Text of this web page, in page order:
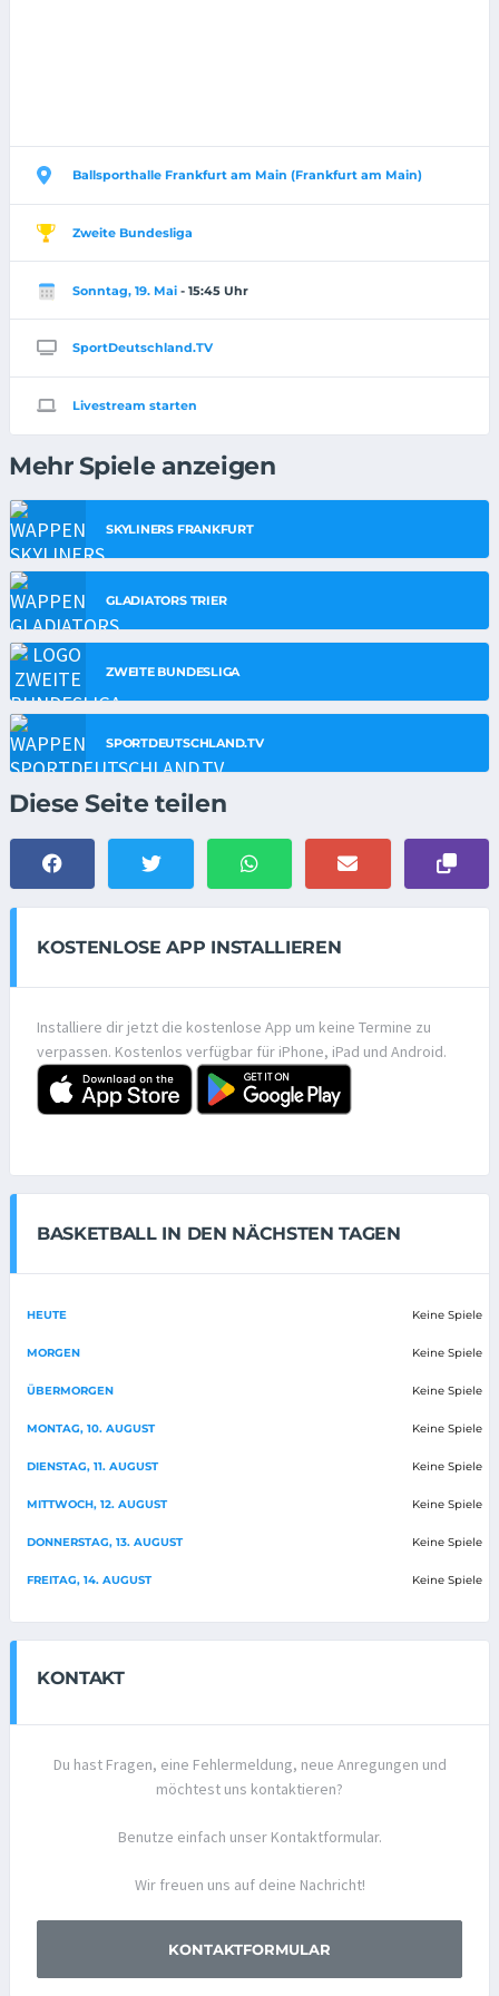
Ballsporthalle Frankfurt am Main (Frankfurt am Main)
Zweite Bundesliga
Sonntag, 19. Mai - 15:45 Uhr
SportDeutschland.TV
Livestream starten
Mehr Spiele anzeigen
SKYLINERS FRANKFURT
GLADIATORS TRIER
ZWEITE BUNDESLIGA
SPORTDEUTSCHLAND.TV
Diese Seite teilen
KOSTENLOSE APP INSTALLIEREN
Installiere dir jetzt die kostenlose App um keine Termine zu
verpassen. Kostenlos verfügbar für iPhone, iPad und Android.
BASKETBALL IN DEN NÄCHSTEN TAGEN
HEUTE Keine Spiele
MORGEN Keine Spiele
ÜBERMORGEN Keine Spiele
MONTAG, 10. AUGUST Keine Spiele
DIENSTAG, 11. AUGUST Keine Spiele
MITTWOCH, 12. AUGUST Keine Spiele
DONNERSTAG, 13. AUGUST Keine Spiele
FREITAG, 14. AUGUST Keine Spiele
KONTAKT
Du hast Fragen, eine Fehlermeldung, neue Anregungen und
möchtest uns kontaktieren?
Benutze einfach unser Kontaktformular.
Wir freuen uns auf deine Nachricht!
KONTAKTFORMULAR